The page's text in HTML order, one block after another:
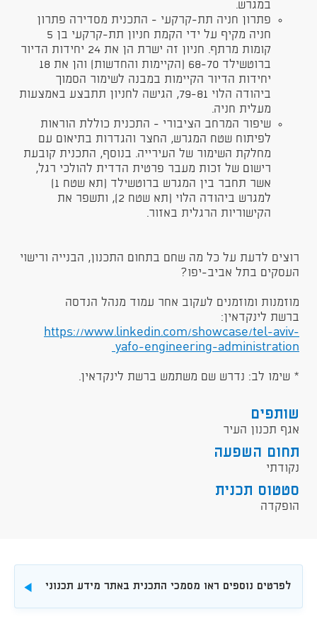
במגרש.
פתרון חניה תת-קרקעי - התכנית מסדירה פתרון
חניה מקיף על ידי הקמת חניון תת-קרקעי בן 5
קומות מרתף. חניון זה ישרת הן את 24 יחידות הדיור
ברוטשילד 68-70 (הקיימות והחדשות) והן את 18
יחידות הדיור הקיימות במבנה לשימור הסמוך
ביהודה הלוי 79-81, הגישה לחניון תתבצע באמצעות
מעלית חניה.
שיפור המרחב הציבורי - התכנית כוללת הוראות
לפיתוח שטח המגרש, החצר והגדרות בתיאום עם
מחלקת השימור של העירייה. בנוסף, התכנית קובעת
רישום של זכות מעבר פרטית הדדית להולכי רגל,
אשר תחבר בין המגרש ברוטשילד (תא שטח 1)
למגרש ביהודה הלוי (תא שטח 2), ותשפר את
הקישוריות הרגלית באזור.
רוצים לדעת על כל מה שחם בתחום התכנון, הבנייה ורישוי
העסקים בתל­ אביב-יפו?
מוזמנות ומוזמנים לעקוב אחר עמוד מנהל הנדסה
ברשת לינקדאין:
https://www.linkedin.com/showcase/tel-aviv-
yafo-engineering-administration
* שימו לב: נדרש שם משתמש ברשת לינקדאין.​
שותפים
אגף תכנון העיר
תחום השפעה
נקודתי
סטטוס תכנית
הופקדה
לפרטים נוספים ראו מסמכי התכנית באתר מידע תכנוני